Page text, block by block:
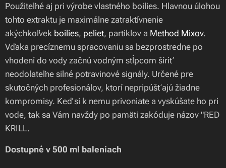
Použiteľné aj pri výrobe vlastného boilies. Hlavnou úlohou
tohto extraktu je maximálne zatraktívnenie
akýchkoľvek boilies, peliet, partiklov a Method Mixov.
Vďaka precíznemu spracovaniu sa bezprostredne po
vhodení do vody začnú vodným stĺpcom šíriť
neodolateľne silné potravinové signály. Určené pre
skutočných profesionálov, ktorí nepripúšťajú žiadne
kompromisy. Keď si k nemu privoniate a vyskúšate ho pri
vode, tak sa Vám navždy po pamäti zakóduje názov "RED
KRILL.
Dostupné v 500 ml baleniach